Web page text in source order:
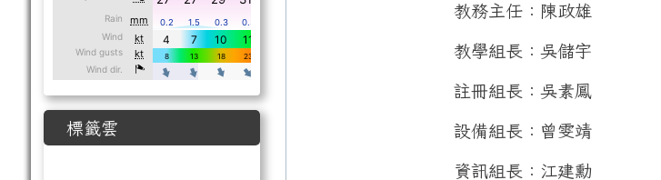
標籤雲
教務主任：陳政雄
教學組長：吳儲宇
註冊組長：吳素鳳
設備組長：曾雯靖
資訊組長：江建勳